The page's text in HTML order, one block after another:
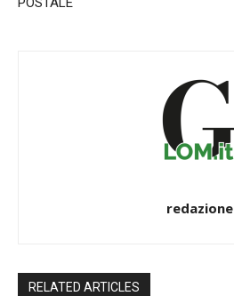
redazione
RELATED ARTICLES